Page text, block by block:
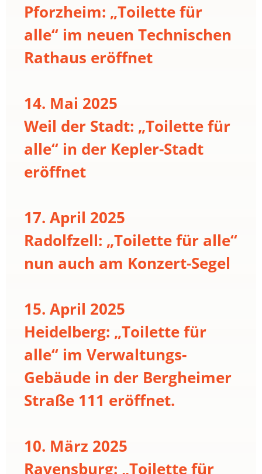
Pforzheim: „Toilette für
alle“ im neuen Technischen
Rathaus eröffnet
14. Mai 2025
Weil der Stadt: „Toilette für
alle“ in der Kepler-Stadt
eröffnet
17. April 2025
Radolfzell: „Toilette für alle“
nun auch am Konzert-Segel
15. April 2025
Heidelberg: „Toilette für
alle“ im Verwaltungs-
Gebäude in der Bergheimer
Straße 111 eröffnet.
10. März 2025
Ravensburg: „Toilette für